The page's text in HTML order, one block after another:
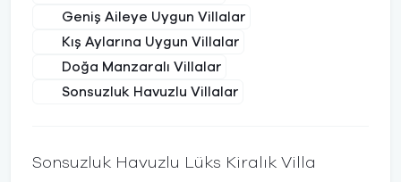
Geniş Aileye Uygun Villalar
Kış Aylarına Uygun Villalar
Doğa Manzaralı Villalar
Sonsuzluk Havuzlu Villalar
Sonsuzluk Havuzlu Lüks Kiralık Villa